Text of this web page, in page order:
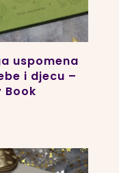
uspomena
i djecu –
Book